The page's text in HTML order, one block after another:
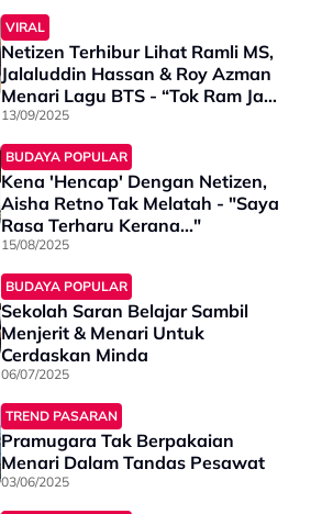
VIRAL
Netizen Terhibur Lihat Ramli MS,
Jalaluddin Hassan & Roy Azman
Menari Lagu BTS - “Tok Ram Jadi
Namjoon Ke? Pakcik Beras Tetap
Baju Ceo Dia”
13/09/2025
BUDAYA POPULAR
Kena 'Hencap' Dengan Netizen,
Aisha Retno Tak Melatah - "Saya
Rasa Terharu Kerana..."
15/08/2025
BUDAYA POPULAR
Sekolah Saran Belajar Sambil
Menjerit & Menari Untuk
Cerdaskan Minda
06/07/2025
TREND PASARAN
Pramugara Tak Berpakaian
Menari Dalam Tandas Pesawat
03/06/2025